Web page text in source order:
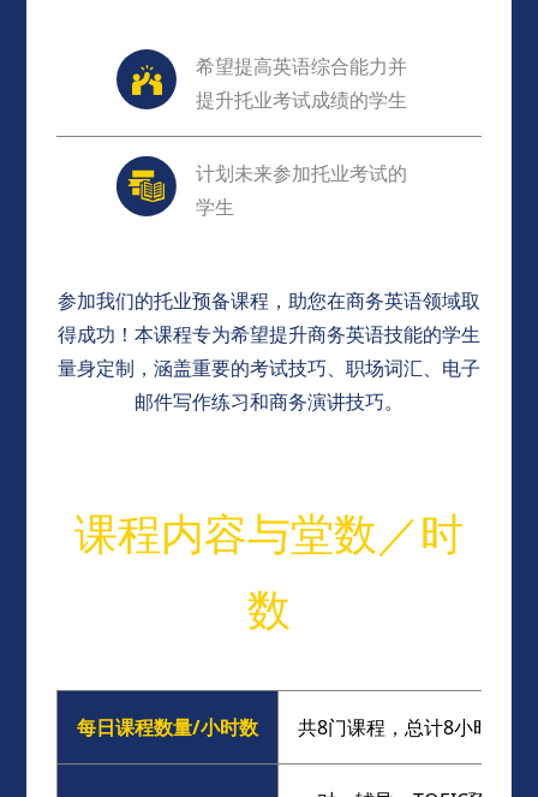
希望提高英语综合能力并
提升托业考试成绩的学生
计划未来参加托业考试的
学生
参加我们的托业预备课程，助您在商务英语领域取
得成功！本课程专为希望提升商务英语技能的学生
量身定制，涵盖重要的考试技巧、职场词汇、电子
邮件写作练习和商务演讲技巧。
课程内容与堂数／时
数
每日课程数量/小时数 共8门课程，总计8小时（包